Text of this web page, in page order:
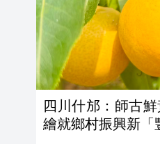
四川什邡：師古
繪就鄉村振興新「